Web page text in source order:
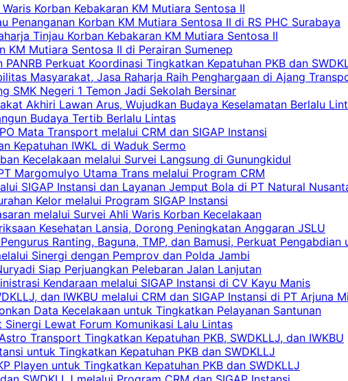
Korban Kebakaran KM Mutiara Sentosa II
Penanganan Korban KM Mutiara Sentosa II di RS PHC Surabaya
Tinjau Korban Kebakaran KM Mutiara Sentosa II
KM Mutiara Sentosa II di Perairan Sumenep
Perkuat Koordinasi Tingkatkan Kepatuhan PKB dan
Masyarakat, Jasa Raharja Raih Penghargaan di Ajang
SMK Negeri 1 Temon Jadi Sekolah Bersinar
Akhiri Lawan Arus, Wujudkan Budaya Keselamatan Berlalu
Budaya Tertib Berlalu Lintas
Mata Transport melalui CRM dan SIGAP Instansi
Kepatuhan IWKL di Waduk Sermo
Kecelakaan melalui Survei Langsung di Gunungkidul
Margomulyo Utama Trans melalui Program CRM
SIGAP Instansi dan Layanan Jemput Bola di PT Natural
Kelor melalui Program SIGAP Instansi
melalui Survei Ahli Waris Korban Kecelakaan
Kesehatan Lansia, Dorong Peningkatan Anggaran JSLU
Ranting, Baguna, TMP, dan Bamusi, Perkuat
Sinergi dengan Pemprov dan Polda Jambi
Siap Perjuangkan Pelebaran Jalan Lanjutan
Kendaraan melalui SIGAP Instansi di CV Kayu Manis
dan IWKBU melalui CRM dan SIGAP Instansi di PT Arjuna
Data Kecelakaan untuk Tingkatkan Pelayanan Santunan
Lewat Forum Komunikasi Lalu Lintas
Transport Tingkatkan Kepatuhan PKB, SWDKLLJ, dan IWKBU
untuk Tingkatkan Kepatuhan PKB dan SWDKLLJ
Playen untuk Tingkatkan Kepatuhan PKB dan SWDKLLJ